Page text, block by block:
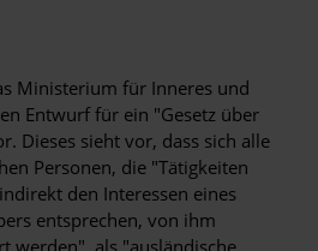
Ministerium für Inneres und
Entwurf für ein "Gesetz über
Dieses sieht vor, dass sich alle
Personen, die "Tätigkeiten
den Interessen eines
entsprechen, von ihm